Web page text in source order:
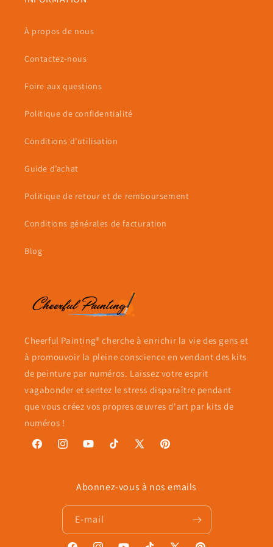
À propos de nous
Contactez-nous
Foire aux questions
Politique de confidentialité
Conditions d’utilisation
Guide d’achat
Politique de retour et de remboursement
Conditions générales de facturation
Blog
Cheerful Painting® cherche à enrichir la vie des gens et
à promouvoir la pleine conscience en vendant des kits
de peinture par numéros. Laissez votre esprit
vagabonder et sentez le stress disparaître pendant
que vous créez vos propres œuvres d'art par kits de
numéros !
FacebookInstagramYouTubeTikTok
X
Pinterest
Abonnez-vous à nos emails
E-mail